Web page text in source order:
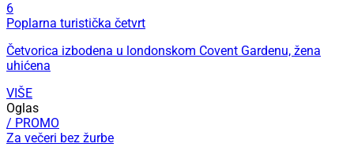
6
Poplarna turistička četvrt
Četvorica izbodena u londonskom Covent Gardenu, žena
uhićena
VIŠE
Oglas
/ PROMO
Za večeri bez žurbe